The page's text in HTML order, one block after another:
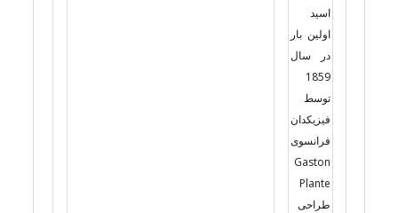
اسید
اولین بار
در سال
1859
توسط
فیزیکدان
فرانسوی
Gaston
Plante
طراحی